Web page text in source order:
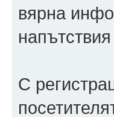
вярна
С